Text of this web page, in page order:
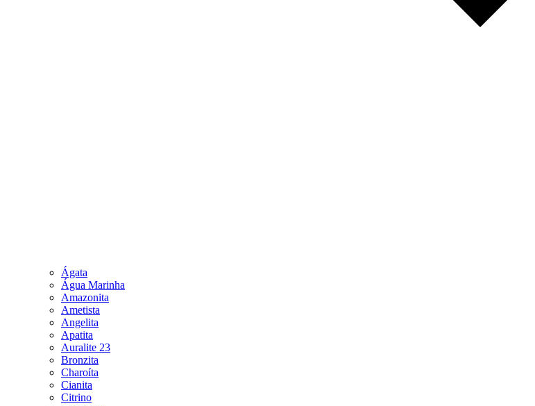
Ágata
Água Marinha
Amazonita
Ametista
Angelita
Apatita
Auralite 23
Bronzita
Charoíta
Cianita
Citrino